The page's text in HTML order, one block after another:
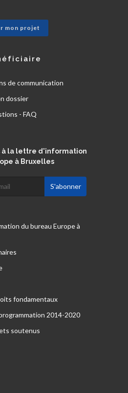
mon projet
de communication
dossier
- FAQ
à la lettre d'information
à Bruxelles
du bureau Europe à
fondamentaux
2014-2020
soutenus